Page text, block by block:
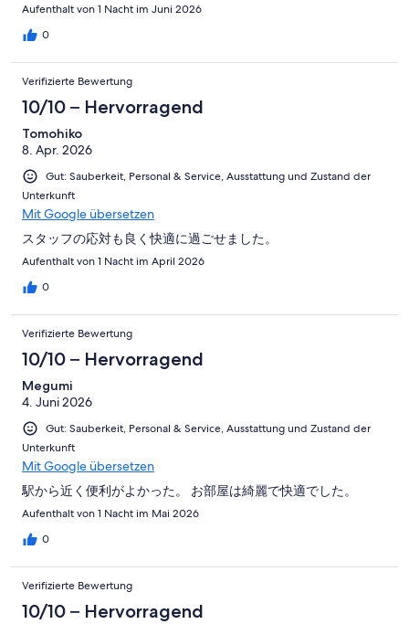
Aufenthalt von 1 Nacht im Juni 2026
0
Verifizierte Bewertung
10/10 – Hervorragend
Tomohiko
8. Apr. 2026
Gut: Sauberkeit, Personal & Service, Ausstattung und Zustand der
Unterkunft
Mit Google übersetzen
スタッフの応対も良く快適に過ごせました。
Aufenthalt von 1 Nacht im April 2026
0
Verifizierte Bewertung
10/10 – Hervorragend
Megumi
4. Juni 2026
Gut: Sauberkeit, Personal & Service, Ausstattung und Zustand der
Unterkunft
Mit Google übersetzen
駅から近く便利がよかった。 お部屋は綺麗で快適でした。
Aufenthalt von 1 Nacht im Mai 2026
0
Verifizierte Bewertung
10/10 – Hervorragend